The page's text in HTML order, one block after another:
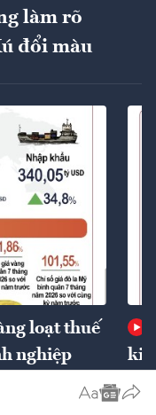
làm rõ
đổi màu
loạt thuế
nghiệp